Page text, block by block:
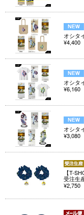
オシタ
¥4,400
オシタ
¥6,160
オシタ
¥3,080
【T-
受注生
¥2,750